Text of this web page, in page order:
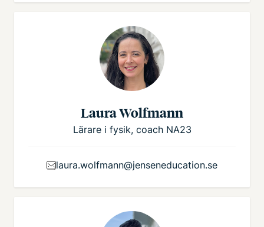
Laura Wolfmann
Lärare i fysik, coach NA23
laura.wolfmann@jenseneducation.se